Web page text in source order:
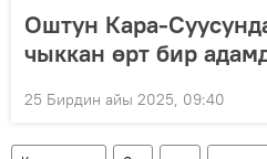
Оштун Кара-
чыккан өрт бир
25 Бирдин айы 2025, 09:40